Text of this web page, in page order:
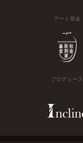
アート基金
プロデュース